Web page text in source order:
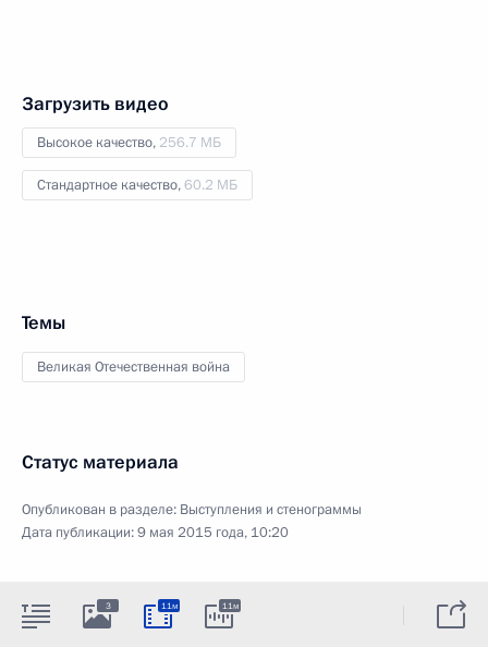
Загрузить видео
Высокое качество, 256.7 МБ
Стандартное качество,60.2 МБ
Темы
Великая Отечественная война
Статус материала
Опубликован в разделе: Выступления и стенограммы
Дата публикации:9 мая 2015 года, 10:20
3 11м 11м